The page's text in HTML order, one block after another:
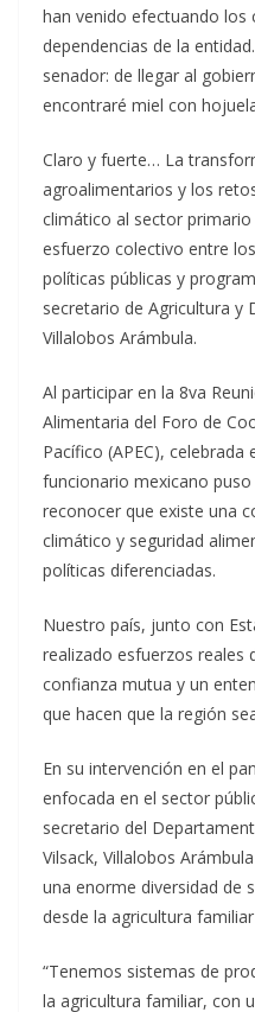
han venido efectuando los
dependencias de la
senador: de llegar al
encontraré miel con
Claro y fuerte… La
agroalimentarios y los
climático al sector
esfuerzo colectivo entre
políticas públicas y
secretario de Agricultura y
Villalobos Arámbula.
Al participar en la 8va
Alimentaria del Foro de
Pacífico (APEC),
funcionario mexicano
reconocer que existe una
climático y seguridad
políticas diferenciadas.
Nuestro país, junto con
realizado esfuerzos reales
confianza mutua y un
que hacen que la región
En su intervención en el
enfocada en el sector
secretario del
Vilsack, Villalobos
una enorme diversidad de
desde la agricultura
“Tenemos sistemas de
la agricultura familiar, con